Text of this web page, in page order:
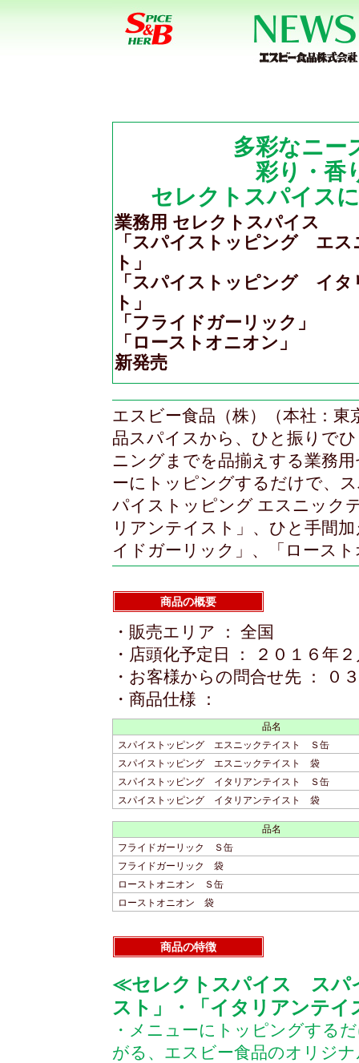
多彩なニー
彩り・香
セレクトスパイス
業務用 セレクトスパイス
「スパイストッピング エス
ト」
「スパイストッピング イタ
ト」
「フライドガーリック」
「ローストオニオン」
新発売
エスビー食品（株）（本社：東
品スパイスから、ひと振りで
ニングまでを品揃えする業務
ーにトッピングするだけで、
パイストッピング エスニック
リアンテイスト」、ひと手間
イドガーリック」、「ロース
商品の概要
・販売エリア ： 全国
・店頭化予定日 ： ２０１６年
・お客様からの問合せ先 ： ０
・商品仕様 ：
品名
スパイストッピング エスニックテイスト Ｓ缶
スパイストッピング エスニックテイスト 袋
スパイストッピング イタリアンテイスト Ｓ缶
スパイストッピング イタリアンテイスト 袋
品名
フライドガーリック Ｓ缶
フライドガーリック 袋
ローストオニオン Ｓ缶
ローストオニオン 袋
商品の特徴
≪セレクトスパイス スパ
スト」・「イタリアンテ
・メニューにトッピングする
がる、エスビー食品のオリジ